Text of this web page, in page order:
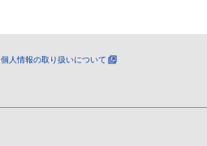
個人情報の取り扱いについて